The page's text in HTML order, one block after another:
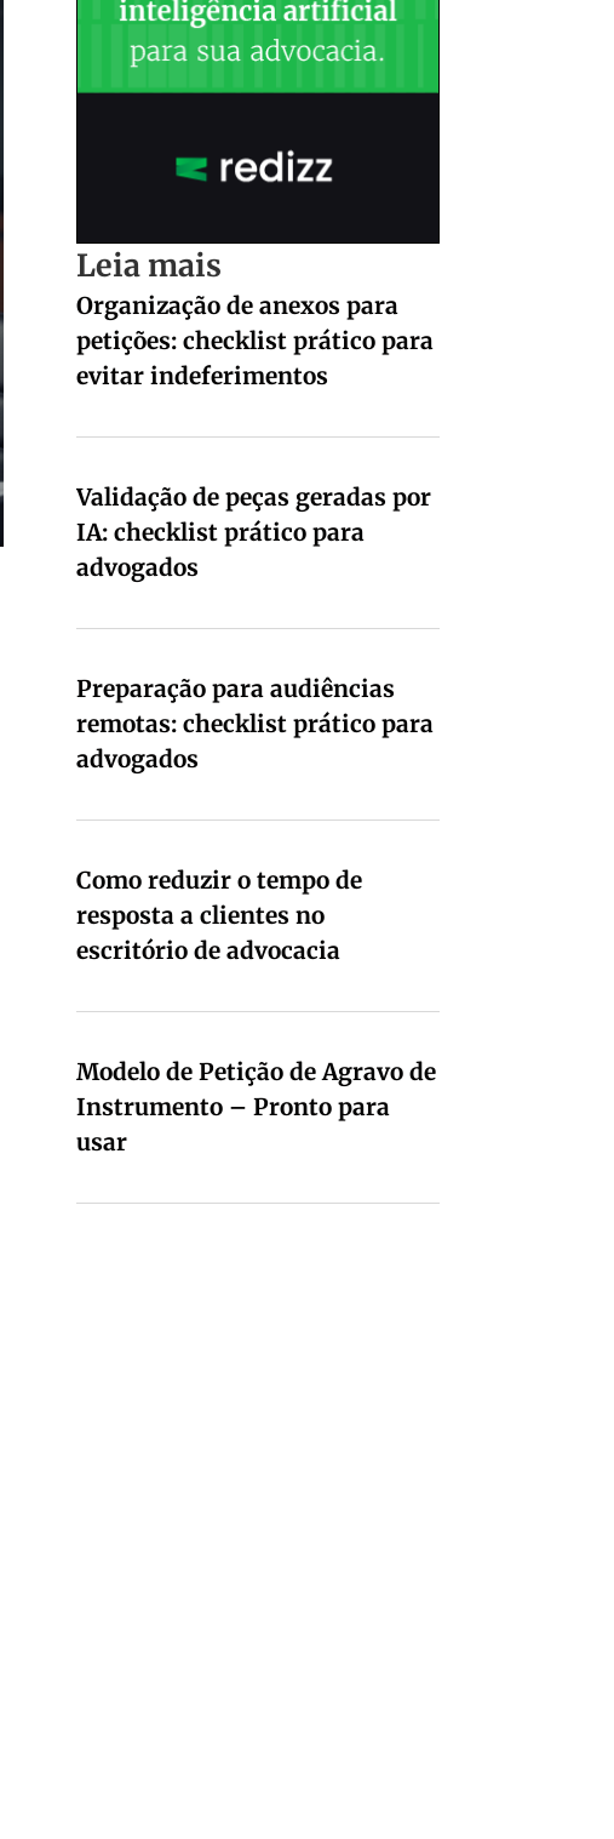
Leia mais
Organização de anexos para
petições: checklist prático para
evitar indeferimentos
Validação de peças geradas por
IA: checklist prático para
advogados
Preparação para audiências
remotas: checklist prático para
advogados
Como reduzir o tempo de
resposta a clientes no
escritório de advocacia
Modelo de Petição de Agravo de
Instrumento – Pronto para
usar